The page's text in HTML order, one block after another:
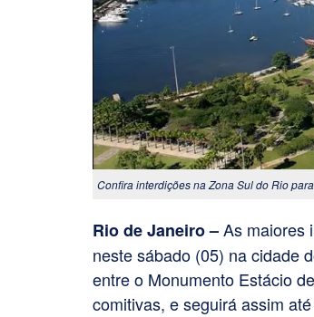
Confira interdições na Zona Sul do Rio
Rio de Janeiro –As maiores
neste sábado (05) na cidade
entre o Monumento Estácio
comitivas, e seguirá assim